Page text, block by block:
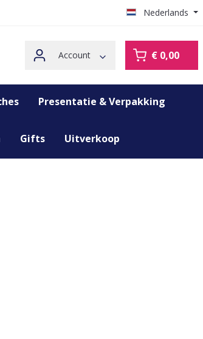
Nederlands
Account € 0,00
Presentatie & Verpakking
Gifts Uitverkoop